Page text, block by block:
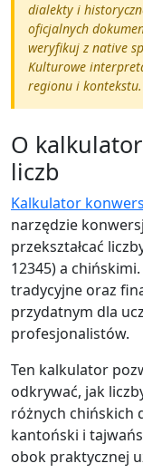
dialekty i
oficjalnych
weryfikuj z native
Kulturowe
regionu i kontekstu.
O
liczb
Kalkulator
narzędzie
przekształcać
12345) a
tradycyjne oraz
przydatnym dla
profesjonalistów.
Ten kalkulator
odkrywać, jak
różnych chińskich
kantoński i
obok praktycznej